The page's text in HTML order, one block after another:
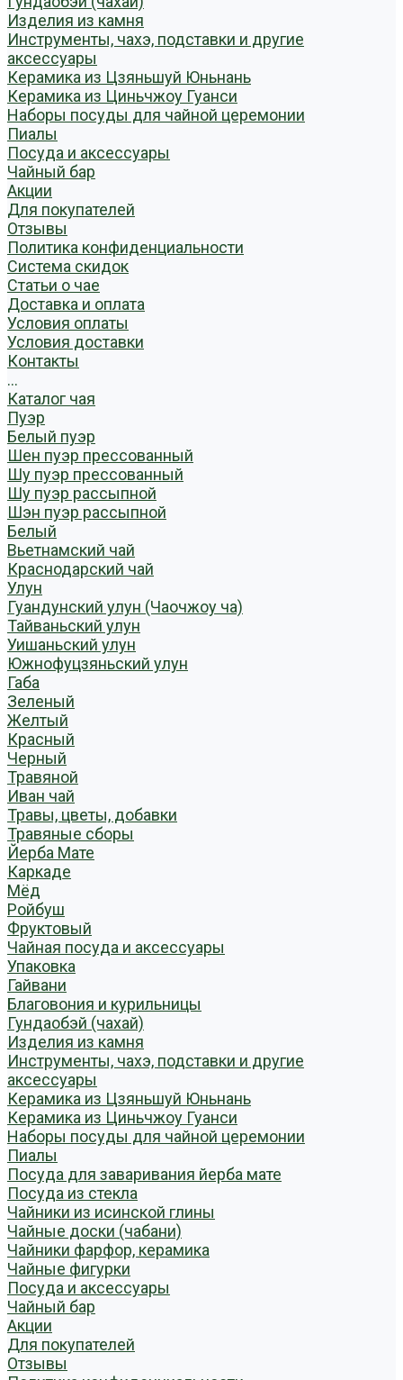
Изделия из камня
Инструменты, чахэ, подставки и другие
аксессуары
Керамика из Цзяньшуй Юньнань
Керамика из Циньчжоу Гуанси
Наборы посуды для чайной церемонии
Пиалы
Посуда и аксессуары
Чайный бар
Акции
Для покупателей
Отзывы
Политика конфиденциальности
Система скидок
Статьи о чае
Доставка и оплата
Условия оплаты
Условия доставки
Контакты
...
Каталог чая
Пуэр
Белый пуэр
Шен пуэр прессованный
Шу пуэр прессованный
Шу пуэр рассыпной
Шэн пуэр рассыпной
Белый
Вьетнамский чай
Краснодарский чай
Улун
Гуандунский улун (Чаочжоу ча)
Тайваньский улун
Уишаньский улун
Южнофуцзяньский улун
Габа
Зеленый
Желтый
Красный
Черный
Травяной
Иван чай
Травы, цветы, добавки
Травяные сборы
Йерба Мате
Каркаде
Мёд
Ройбуш
Фруктовый
Чайная посуда и аксессуары
Упаковка
Гайвани
Благовония и курильницы
Гундаобэй (чахай)
Изделия из камня
Инструменты, чахэ, подставки и другие
аксессуары
Керамика из Цзяньшуй Юньнань
Керамика из Циньчжоу Гуанси
Наборы посуды для чайной церемонии
Пиалы
Посуда для заваривания йерба мате
Посуда из стекла
Чайники из исинской глины
Чайные доски (чабани)
Чайники фарфор, керамика
Чайные фигурки
Посуда и аксессуары
Чайный бар
Акции
Для покупателей
Отзывы